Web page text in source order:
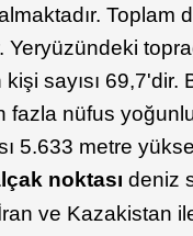
Toplam
Yeryüzündeki
kişi sayısı
fazla nüfus
5.633 metre
noktasıdeniz
ve Kazakistan ile